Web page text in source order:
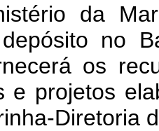
da
no
os
e projetos
Diretoria